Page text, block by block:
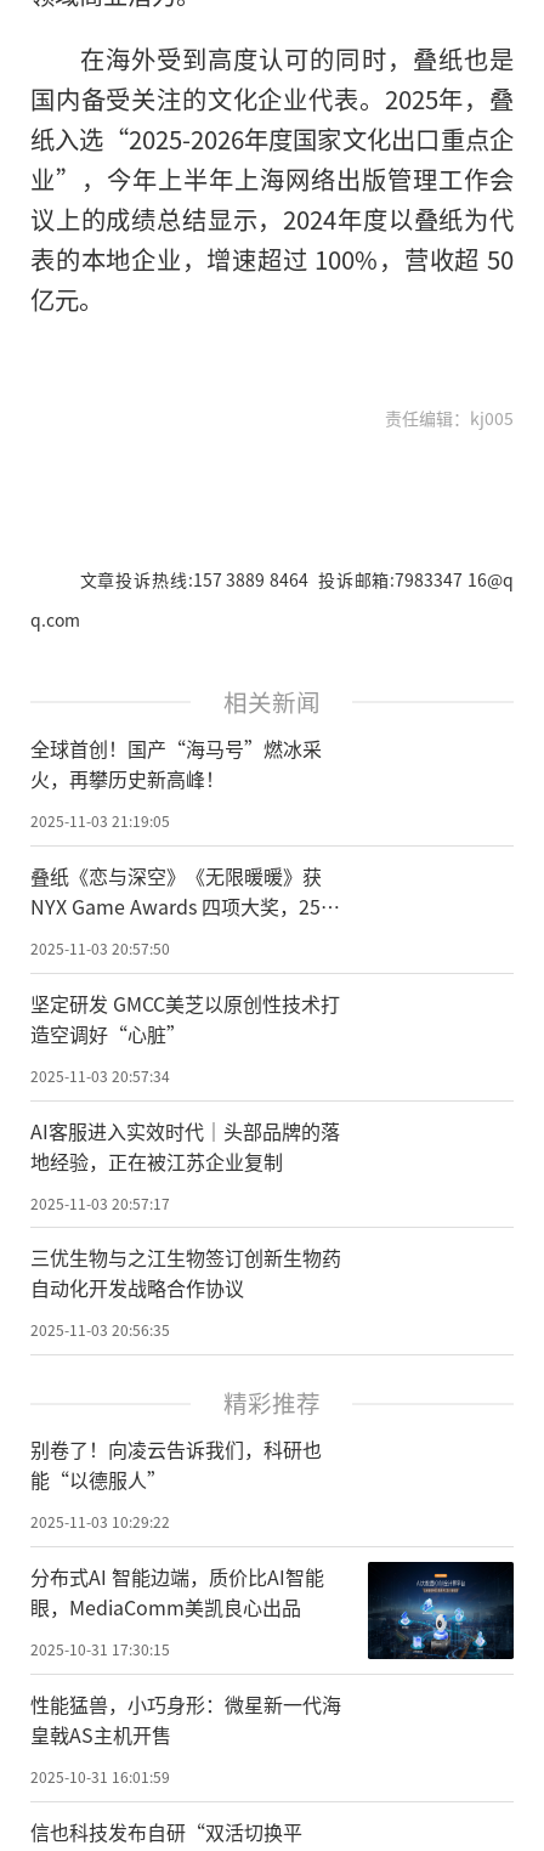
在海外受到高度认可的同时，叠纸也是
国内备受关注的文化企业代表。2025年，叠
纸入选“2025-2026年度国家文化出口重点企
业”，今年上半年上海网络出版管理工作会
议上的成绩总结显示，2024年度以叠纸为代
表的本地企业，增速超过 100%，营收超 50
亿元。
责任编辑：kj005
文章投诉热线:157 3889 8464 投诉邮箱:7983347 16@q
q.com
相关新闻
全球首创！国产“海马号”燃冰采
火，再攀历史新高峰！
2025-11-03 21:19:05
叠纸《恋与深空》《无限暖暖》获
NYX Game Awards 四项大奖，25年
2025-11-03 20:57:50
坚定研发 GMCC美芝以原创性技术打
造空调好“心脏”
2025-11-03 20:57:34
AI客服进入实效时代｜头部品牌的落
地经验，正在被江苏企业复制
2025-11-03 20:57:17
三优生物与之江生物签订创新生物药
自动化开发战略合作协议
2025-11-03 20:56:35
精彩推荐
别卷了！向凌云告诉我们，科研也
能“以德服人”
2025-11-03 10:29:22
分布式AI 智能边端，质价比AI智能
眼，MediaComm美凯良心出品
2025-10-31 17:30:15
性能猛兽，小巧身形：微星新一代海
皇戟AS主机开售
2025-10-31 16:01:59
信也科技发布自研“双活切换平